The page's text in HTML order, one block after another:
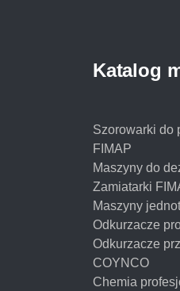
Katalog
Szorowarki do
FIMAP
Maszyny do
Zamiatarki
Maszyny
Odkurzacze
Odkurzacze
COYNCO
Chemia